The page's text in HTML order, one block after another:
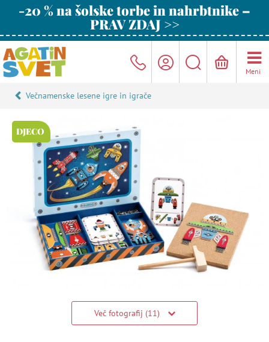
-20 % na šolske torbe in nahrbtnike –
PRAV ZDAJ >>
Meni
Večnamenske lesene igre in igrače
DJECO
Več fotografij (11)